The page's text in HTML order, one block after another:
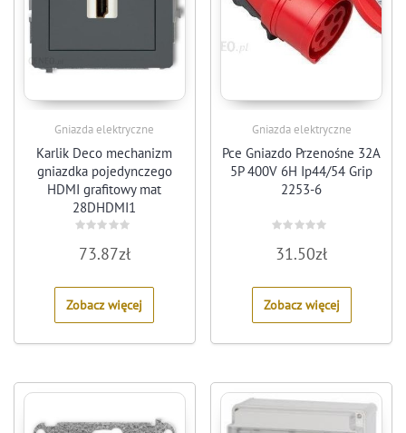
Gniazda elektryczne
Karlik Deco mechanizm
gniazdka pojedynczego
HDMI grafitowy mat
28DHDMI1
0
out
5
73.87zł
Zobacz więcej
Gniazda elektryczne
Pce Gniazdo Przenośne 32A
5P 400V 6H Ip44/54 Grip
2253-6
0
out
5
31.50zł
Zobacz więcej